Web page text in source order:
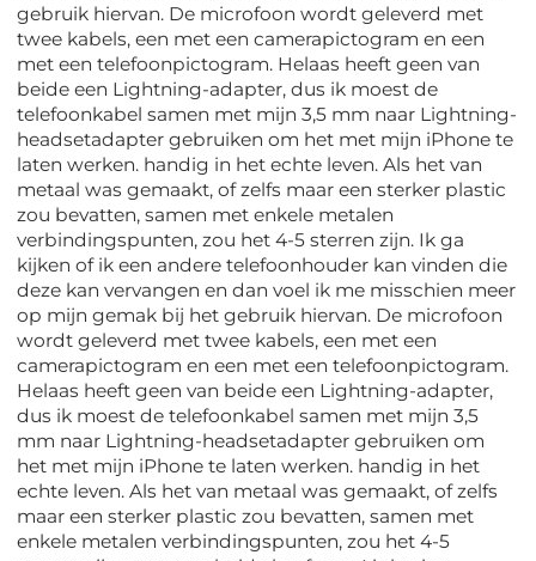
gebruik hiervan. De microfoon wordt geleverd met
twee kabels, een met een camerapictogram en een
met een telefoonpictogram. Helaas heeft geen van
beide een Lightning-adapter, dus ik moest de
telefoonkabel samen met mijn 3,5 mm naar Lightning-
headsetadapter gebruiken om het met mijn iPhone te
laten werken. handig in het echte leven. Als het van
metaal was gemaakt, of zelfs maar een sterker plastic
zou bevatten, samen met enkele metalen
verbindingspunten, zou het 4-5 sterren zijn. Ik ga
kijken of ik een andere telefoonhouder kan vinden die
deze kan vervangen en dan voel ik me misschien meer
op mijn gemak bij het gebruik hiervan. De microfoon
wordt geleverd met twee kabels, een met een
camerapictogram en een met een telefoonpictogram.
Helaas heeft geen van beide een Lightning-adapter,
dus ik moest de telefoonkabel samen met mijn 3,5
mm naar Lightning-headsetadapter gebruiken om
het met mijn iPhone te laten werken. handig in het
echte leven. Als het van metaal was gemaakt, of zelfs
maar een sterker plastic zou bevatten, samen met
enkele metalen verbindingspunten, zou het 4-5